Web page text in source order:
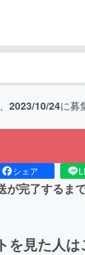
2023/10/24に募
シェア
が完了するま
を見た人